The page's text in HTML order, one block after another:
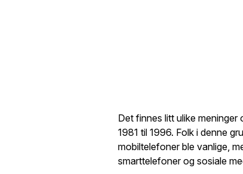
Det finnes litt ulike
1981 til 1996. Folk i denne
mobiltelefoner ble vanlige,
smarttelefoner og sosiale